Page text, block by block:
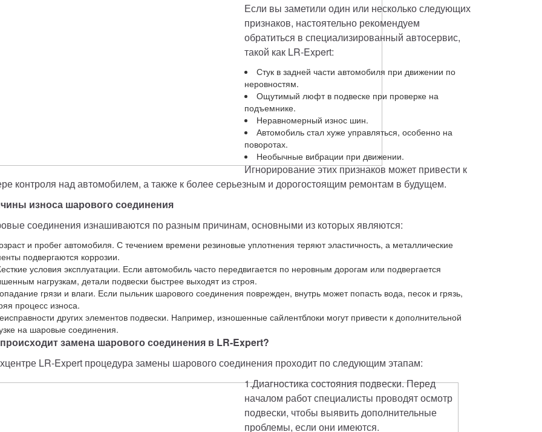
Если вы заметили один или несколько следующих
признаков, настоятельно рекомендуем
обратиться в специализированный автосервис,
такой как LR-Expert:
Стук в задней части автомобиля при движении по
неровностям.
Ощутимый люфт в подвеске при проверке на
подъемнике.
Неравномерный износ шин.
Автомобиль стал хуже управляться, особенно на
поворотах.
Необычные вибрации при движении.
Игнорирование этих признаков может привести к
контроля над автомобилем, а также к более серьезным и дорогостоящим ремонтам в будущем.
износа шарового соединения
соединения изнашиваются по разным причинам, основными из которых являются:
и пробег автомобиля. С течением времени резиновые уплотнения теряют эластичность, а металлические
подвергаются коррозии.
условия эксплуатации. Если автомобиль часто передвигается по неровным дорогам или подвергается
нагрузкам, детали подвески быстрее выходят из строя.
грязи и влаги. Если пыльник шарового соединения поврежден, внутрь может попасть вода, песок и грязь,
процесс износа.
других элементов подвески. Например, изношенные сайлентблоки могут привести к дополнительной
на шаровые соединения.
замена шарового соединения в LR-Expert?
LR-Expert процедура замены шарового соединения проходит по следующим этапам:
1.Диагностика состояния подвески. Перед
началом работ специалисты проводят осмотр
подвески, чтобы выявить дополнительные
проблемы, если они имеются.